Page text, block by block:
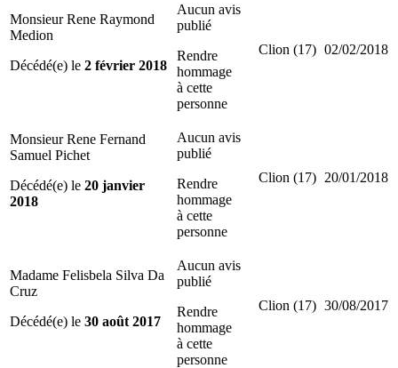
Monsieur Rene Raymond
Medion
Décédé(e) le 2 février 2018
Aucun avis
publié
Rendre
hommage
à cette
personne
Clion (17) 02/02/2018
Monsieur Rene Fernand
Samuel Pichet
Décédé(e) le 20 janvier
2018
Aucun avis
publié
Rendre
hommage
à cette
personne
Clion (17) 20/01/2018
Madame Felisbela Silva Da
Cruz
Décédé(e) le 30 août 2017
Aucun avis
publié
Rendre
hommage
à cette
personne
Clion (17) 30/08/2017